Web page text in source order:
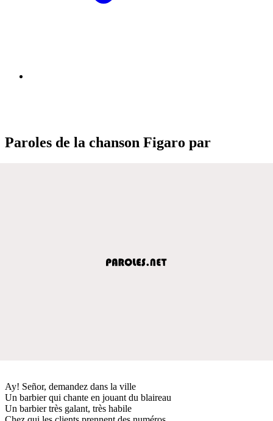
Paroles de la chanson Figaro par
Ay! Señor, demandez dans la ville
Un barbier qui chante en jouant du blaireau
Un barbier très galant, très habile